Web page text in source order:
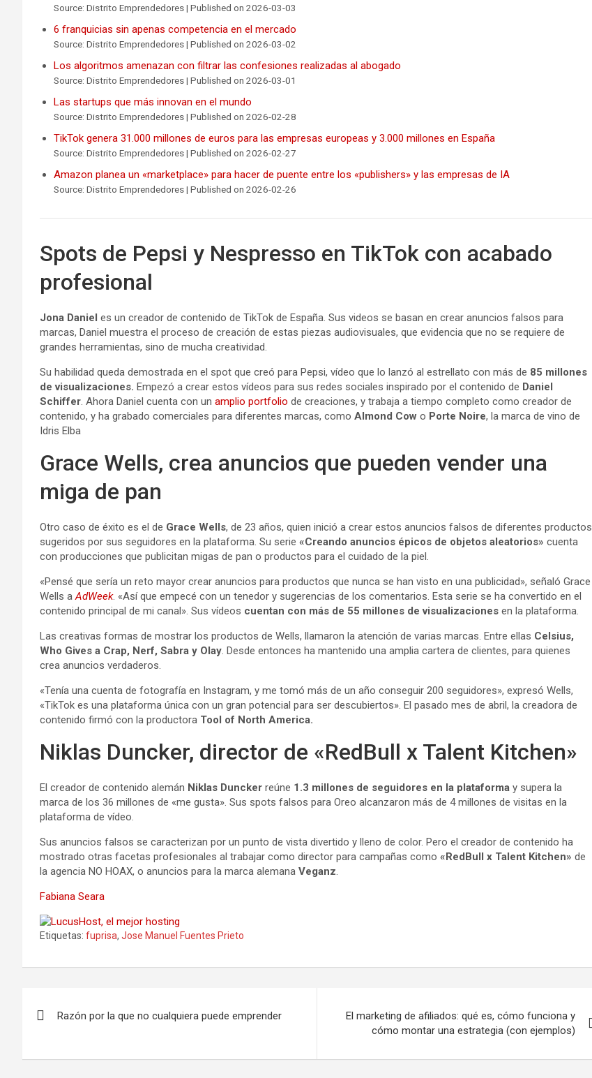
Source: Distrito Emprendedores Published on 2026-03-03
6 franquicias sin apenas competencia en el mercado
Source: Distrito Emprendedores Published on 2026-03-02
Los algoritmos amenazan con filtrar las confesiones realizadas al abogado
Source: Distrito Emprendedores Published on 2026-03-01
Las startups que más innovan en el mundo
Source: Distrito Emprendedores Published on 2026-02-28
TikTok genera 31.000 millones de euros para las empresas europeas y 3.000 millones en España
Source: Distrito Emprendedores Published on 2026-02-27
Amazon planea un «marketplace» para hacer de puente entre los «publishers» y las empresas de IA
Source: Distrito Emprendedores Published on 2026-02-26
Spots de Pepsi y Nespresso en TikTok con acabado
profesional
Jona Daniel es un creador de contenido de TikTok de España. Sus videos se basan en crear anuncios falsos para
marcas, Daniel muestra el proceso de creación de estas piezas audiovisuales, que evidencia que no se requiere de
grandes herramientas, sino de mucha creatividad.
Su habilidad queda demostrada en el spot que creó para Pepsi, vídeo que lo lanzó al estrellato con más de 85 millones
de visualizaciones. Empezó a crear estos vídeos para sus redes sociales inspirado por el contenido de Daniel
Schiffer. Ahora Daniel cuenta con un amplio portfolio de creaciones, y trabaja a tiempo completo como creador de
contenido, y ha grabado comerciales para diferentes marcas, como Almond Cow o Porte Noire, la marca de vino de
Idris Elba
Grace Wells, crea anuncios que pueden vender una
miga de pan
Otro caso de éxito es el de Grace Wells, de 23 años, quien inició a crear estos anuncios falsos de diferentes productos
sugeridos por sus seguidores en la plataforma. Su serie «Creando anuncios épicos de objetos aleatorios» cuenta
con producciones que publicitan migas de pan o productos para el cuidado de la piel.
«Pensé que sería un reto mayor crear anuncios para productos que nunca se han visto en una publicidad», señaló Grace
Wells aAdWeek. «Así que empecé con un tenedor y sugerencias de los comentarios. Esta serie se ha convertido en el
contenido principal de mi canal». Sus vídeos cuentan con más de 55 millones de visualizaciones en la plataforma.
Las creativas formas de mostrar los productos de Wells, llamaron la atención de varias marcas. Entre ellas Celsius,
Who Gives a Crap, Nerf, Sabra y Olay. Desde entonces ha mantenido una amplia cartera de clientes, para quienes
crea anuncios verdaderos.
«Tenía una cuenta de fotografía en Instagram, y me tomó más de un año conseguir 200 seguidores», expresó Wells,
«TikTok es una plataforma única con un gran potencial para ser descubiertos». El pasado mes de abril, la creadora de
contenido firmó con la productora Tool of North America.
Niklas Duncker, director de «RedBull x Talent Kitchen»
El creador de contenido alemán Niklas Duncker reúne 1.3 millones de seguidores en la plataforma y supera la
marca de los 36 millones de «me gusta». Sus spots falsos para Oreo alcanzaron más de 4 millones de visitas en la
plataforma de vídeo.
Sus anuncios falsos se caracterizan por un punto de vista divertido y lleno de color. Pero el creador de contenido ha
mostrado otras facetas profesionales al trabajar como director para campañas como «RedBull x Talent Kitchen» de
la agencia NO HOAX, o anuncios para la marca alemana Veganz.
Fabiana Seara
Etiquetas: fuprisa, Jose Manuel Fuentes Prieto
entradas
Razón por la que no cualquiera puede emprender
El marketing de afiliados: qué es, cómo funciona y
cómo montar una estrategia (con ejemplos)